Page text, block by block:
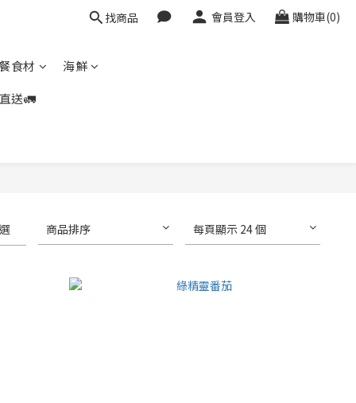
找商品 會員登入 購物車(0)
食材
海鮮
送🚛
商品排序 每頁顯示 24 個